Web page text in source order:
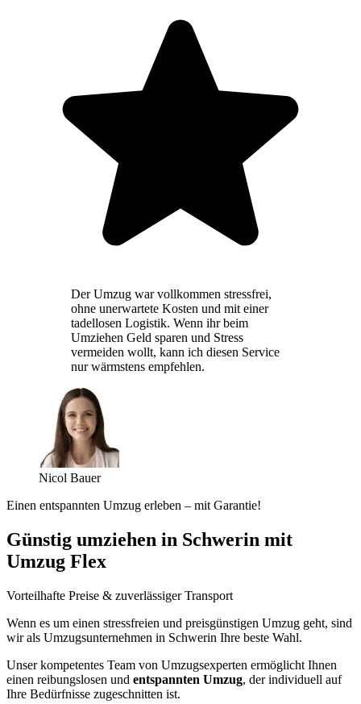
Der Umzug war vollkommen stressfrei,
ohne unerwartete Kosten und mit einer
tadellosen Logistik. Wenn ihr beim
Umziehen Geld sparen und Stress
vermeiden wollt, kann ich diesen Service
nur wärmstens empfehlen.
Nicol Bauer
Einen entspannten Umzug erleben – mit Garantie!
Günstig umziehen in Schwerin mit
Umzug Flex
Vorteilhafte Preise & zuverlässiger Transport
Wenn es um einen stressfreien und preisgünstigen Umzug geht, sind
wir als Umzugsunternehmen in Schwerin Ihre beste Wahl.
Unser kompetentes Team von Umzugsexperten ermöglicht Ihnen
einen reibungslosen und entspannten Umzug, der individuell auf
Ihre Bedürfnisse zugeschnitten ist.